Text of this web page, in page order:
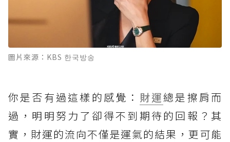
圖片來源：KBS 한국방송
你是否有過這樣的感覺： 財運總是擦肩而
過，明明努力了卻得不到期待的回報？其
實，財運的流向不僅是運氣的結果，更可能